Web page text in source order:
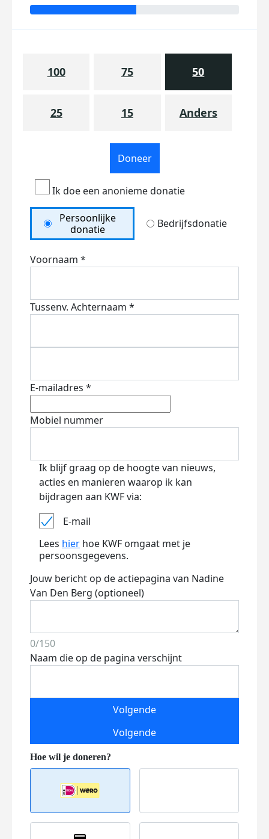
100 75 50
25 15 Anders
Doneer
Ik doe een anonieme donatie
Persoonlijke
donatie
Bedrijfsdonatie
Voornaam *
Tussenv. Achternaam *
E-mailadres *
Mobiel nummer
Ik blijf graag op de hoogte van nieuws,
acties en manieren waarop ik kan
bijdragen aan KWF via:
E-mail
Lees hier hoe KWF omgaat met je
persoonsgegevens.
Jouw bericht op de actiepagina van Nadine
Van Den Berg (optioneel)
0/150
Naam die op de pagina verschijnt
Volgende
Volgende